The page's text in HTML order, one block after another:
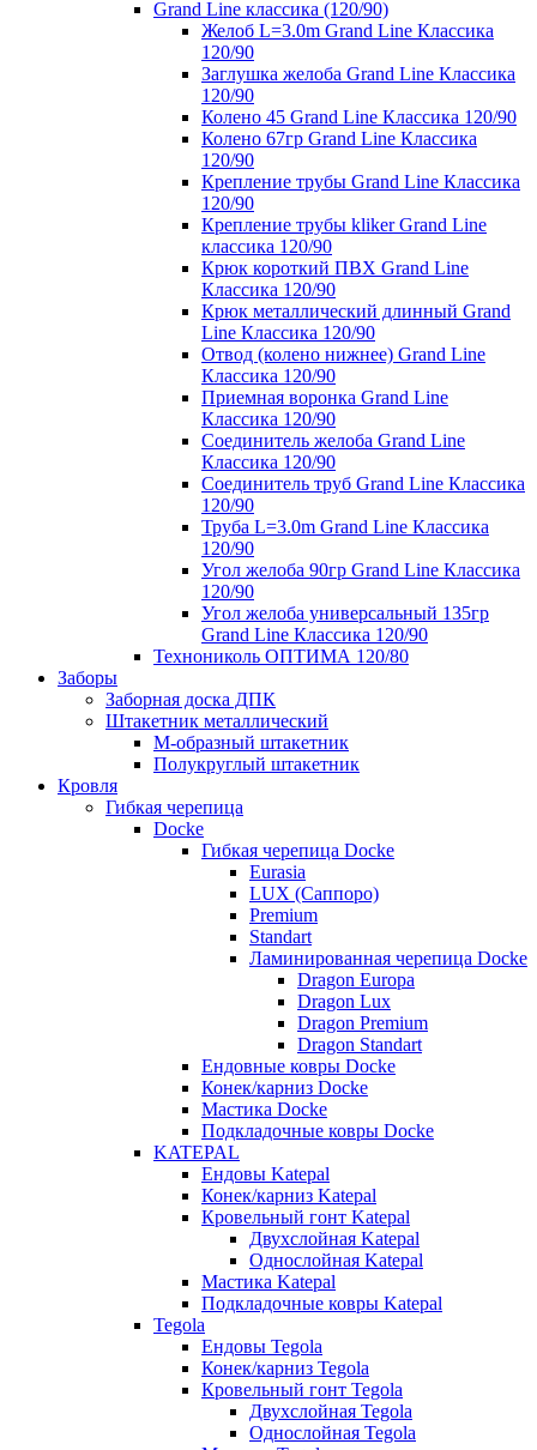
Grand Line классика (120/90)
Желоб L=3.0m Grand Line Классика
120/90
Заглушка желоба Grand Line Классика
120/90
Колено 45 Grand Line Классика 120/90
Колено 67гр Grand Line Классика
120/90
Крепление трубы Grand Line Классика
120/90
Крепление трубы kliker Grand Line
классика 120/90
Крюк короткий ПВХ Grand Line
Классика 120/90
Крюк металлический длинный Grand
Line Классика 120/90
Отвод (колено нижнее) Grand Line
Классика 120/90
Приемная воронка Grand Line
Классика 120/90
Соединитель желоба Grand Line
Классика 120/90
Соединитель труб Grand Line Классика
120/90
Труба L=3.0m Grand Line Классика
120/90
Угол желоба 90гр Grand Line Классика
120/90
Угол желоба универсальный 135гр
Grand Line Классика 120/90
Технониколь ОПТИМА 120/80
Заборы
Заборная доска ДПК
Штакетник металлический
М-образный штакетник
Полукруглый штакетник
Кровля
Гибкая черепица
Docke
Гибкая черепица Docke
Eurasia
LUX (Саппоро)
Premium
Standart
Ламинированная черепица Docke
Dragon Europa
Dragon Lux
Dragon Premium
Dragon Standart
Ендовные ковры Docke
Конек/карниз Docke
Мастика Docke
Подкладочные ковры Docke
KATEPAL
Ендовы Katepal
Конек/карниз Katepal
Кровельный гонт Katepal
Двухслойная Katepal
Однослойная Katepal
Мастика Katepal
Подкладочные ковры Katepal
Tegola
Ендовы Tegola
Конек/карниз Tegola
Кровельный гонт Tegola
Двухслойная Tegola
Однослойная Tegola